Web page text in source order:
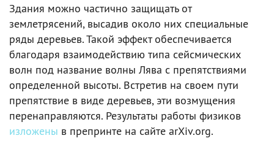
Здания можно частично защищать от
землетрясений, высадив около них специальные
ряды деревьев. Такой эффект обеспечивается
благодаря взаимодействию типа сейсмических
волн под название волны Лява с препятствиями
определенной высоты. Встретив на своем пути
препятствие в виде деревьев, эти возмущения
перенаправляются. Результаты работы физиков
изложены в препринте на сайте arXiv.org.